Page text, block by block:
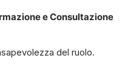
e Consultazione
del ruolo.